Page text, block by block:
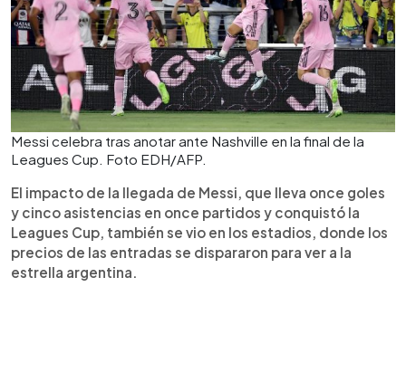
Messi celebra tras anotar ante Nashville en la final de la
Leagues Cup. Foto EDH/AFP.
El impacto de la llegada de Messi, que lleva once goles
y cinco asistencias en once partidos y conquistó la
Leagues Cup, también se vio en los estadios, donde los
precios de las entradas se dispararon para ver a la
estrella argentina.